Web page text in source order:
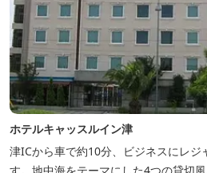
ホテルキャッスルイン津
津ICから車で約10分、ビジネスにレ